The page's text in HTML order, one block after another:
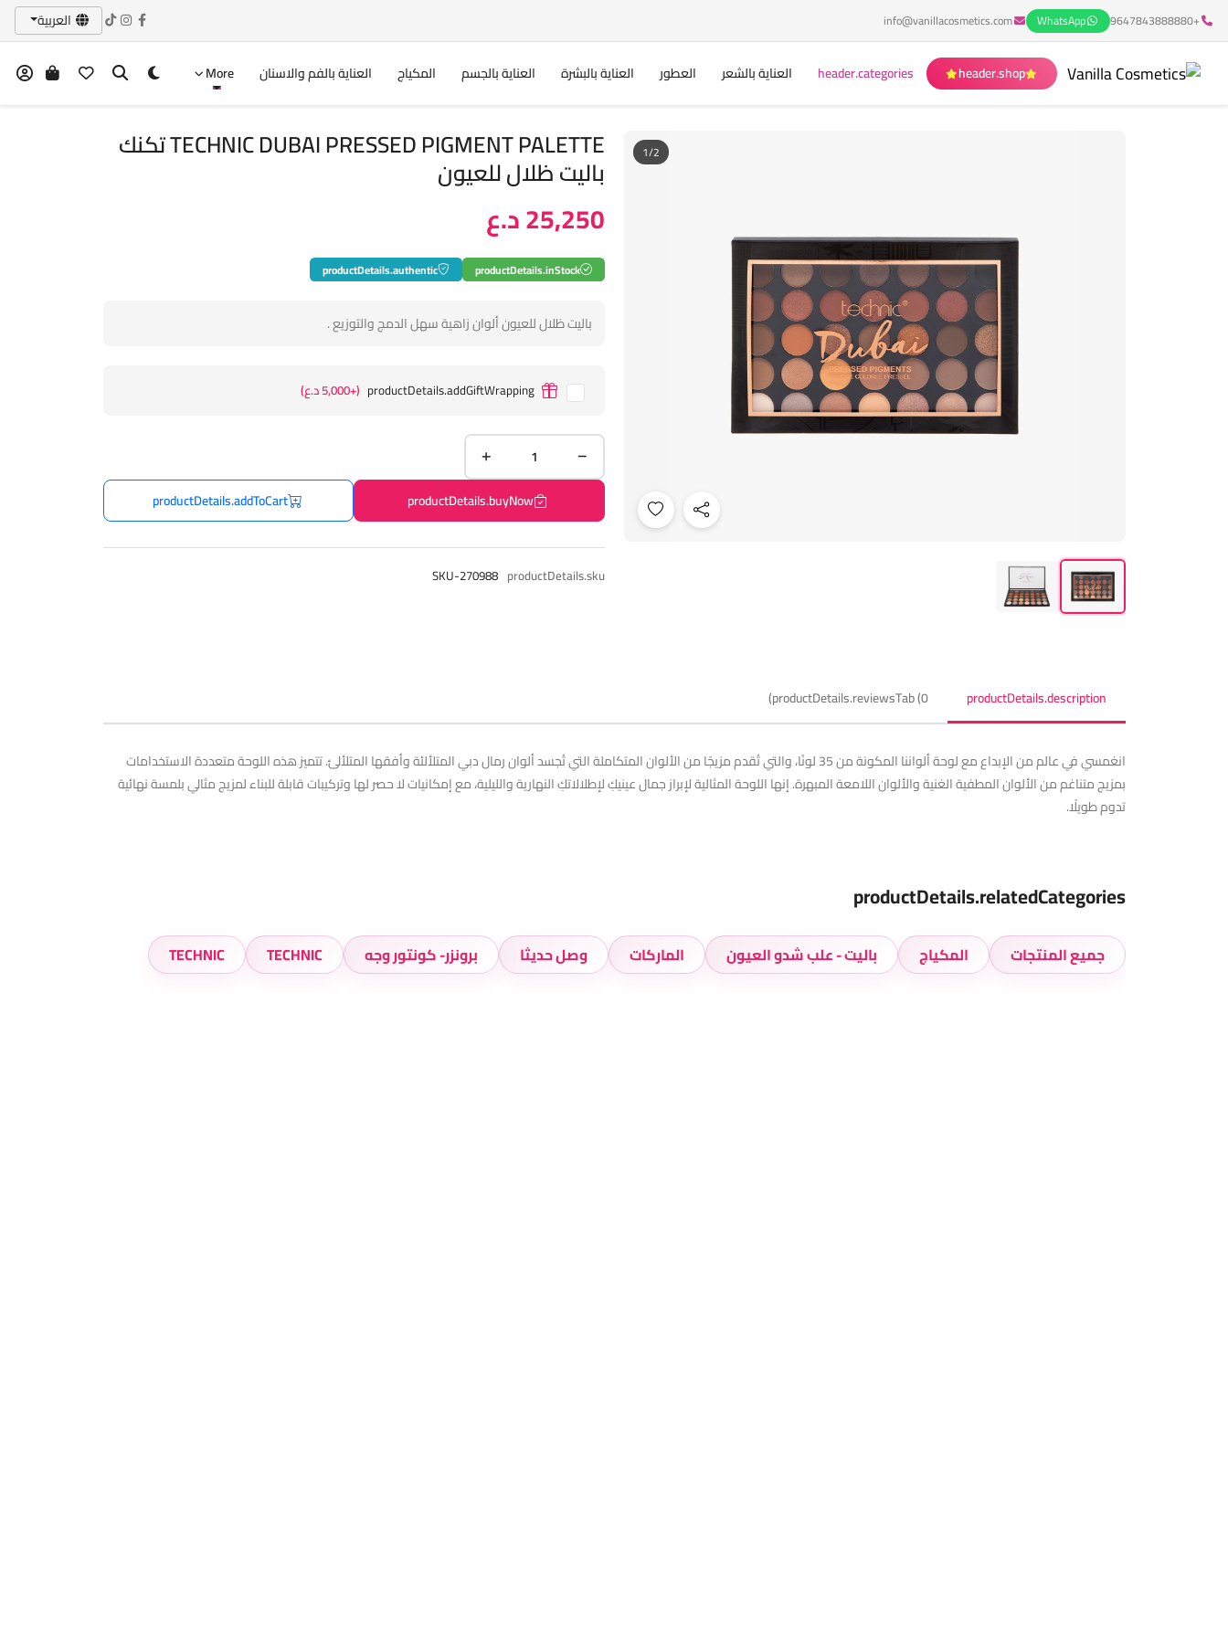
+9647843888880
WhatsApp
info@vanillacosmetics.com العربية
header.shop
header.categories العناية بالشعر العطور العناية بالبشرة العناية بالجسم المكياج العناية بالفم والاسنان More
1/2 TECHNIC DUBAI PRESSED PIGMENT PALETTE تكنك
باليت ظلال للعيون
25,250 د.ع
productDetails.inStock
productDetails.authentic
باليت ظلال للعيون ألوان زاهية سهل الدمج والتوزيع .
productDetails.addGiftWrapping (+5,000 د.ع)
productDetails.buyNow
productDetails.addToCart
productDetails.sku
SKU-270988
productDetails.description
productDetails.reviewsTab (0)
انغمسي في عالم من الإبداع مع لوحة ألواننا المكونة من 35 لونًا، والتي تُقدم مزيجًا من الألوان المتكاملة التي تُجسد ألوان رمال دبي المتلألئة وأفقها المتلألئ. تتميز هذه اللوحة متعددة الاستخدامات
بمزيج متناغم من الألوان المطفية الغنية والألوان اللامعة المبهرة. إنها اللوحة المثالية لإبراز جمال عينيكِ لإطلالاتكِ النهارية والليلية، مع إمكانيات لا حصر لها وتركيبات قابلة للبناء لمزيج مثالي بلمسة نهائية
تدوم طويلًا.
productDetails.relatedCategories
جميع المنتجات المكياج باليت - علب شدو العيون الماركات وصل حديثا برونزر- كونتور وجه TECHNIC
TECHNIC